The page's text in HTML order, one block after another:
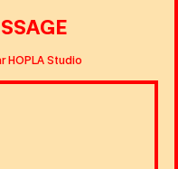
HOPLA Studio